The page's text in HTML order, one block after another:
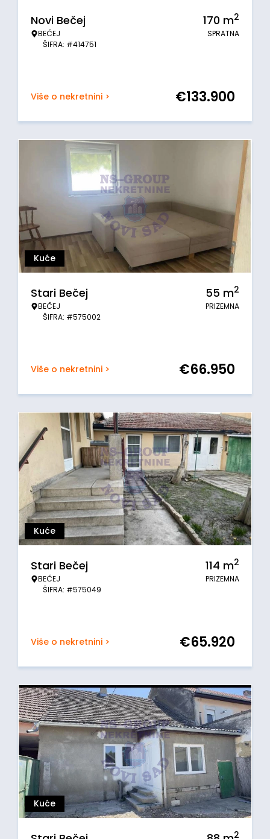
Novi Bečej
BEČEJ
ŠIFRA: #414751
170 m2
SPRATNA
Više o nekretnini > €133.900
Kuće
Stari Bečej
BEČEJ
ŠIFRA: #575002
55 m2
PRIZEMNA
Više o nekretnini > €66.950
Kuće
Stari Bečej
BEČEJ
ŠIFRA: #575049
114 m2
PRIZEMNA
Više o nekretnini > €65.920
Kuće
2